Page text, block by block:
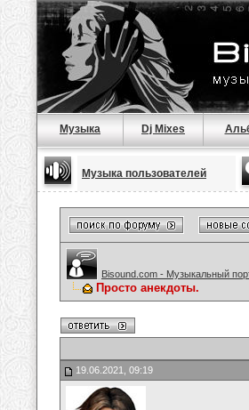
Музыка Dj Mixes
Музыка пользователей
Bisound.com - Музыкальный
Просто анекдоты.
19.06.2021, 09:19